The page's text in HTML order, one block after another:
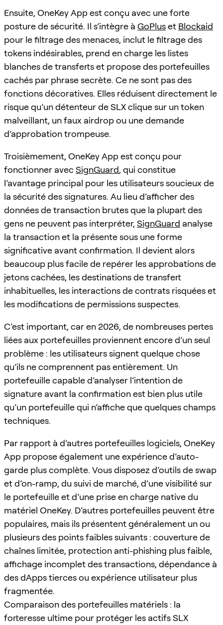
Ensuite, OneKey App est conçu avec une forte
posture de sécurité. Il s’intègre à GoPluset Blockaid
pour le filtrage des menaces, inclut le filtrage des
tokens indésirables, prend en charge les listes
blanches de transferts et propose des portefeuilles
cachés par phrase secrète. Ce ne sont pas des
fonctions décoratives. Elles réduisent directement le
risque qu’un détenteur de SLX clique sur un token
malveillant, un faux airdrop ou une demande
d’approbation trompeuse.
Troisièmement, OneKey App est conçu pour
fonctionner avecSignGuard, qui constitue
l’avantage principal pour les utilisateurs soucieux de
la sécurité des signatures. Au lieu d’afficher des
données de transaction brutes que la plupart des
gens ne peuvent pas interpréter, SignGuard analyse
la transaction et la présente sous une forme
significative avant confirmation. Il devient alors
beaucoup plus facile de repérer les approbations de
jetons cachées, les destinations de transfert
inhabituelles, les interactions de contrats risquées et
les modifications de permissions suspectes.
C’est important, car en 2026, de nombreuses pertes
liées aux portefeuilles proviennent encore d’un seul
problème : les utilisateurs signent quelque chose
qu’ils ne comprennent pas entièrement. Un
portefeuille capable d’analyser l’intention de
signature avant la confirmation est bien plus utile
qu’un portefeuille qui n’affiche que quelques champs
techniques.
Par rapport à d’autres portefeuilles logiciels, OneKey
App propose également une expérience d’auto-
garde plus complète. Vous disposez d’outils de swap
et d’on-ramp, du suivi de marché, d’une visibilité sur
le portefeuille et d’une prise en charge native du
matériel OneKey. D’autres portefeuilles peuvent être
populaires, mais ils présentent généralement un ou
plusieurs des points faibles suivants : couverture de
chaînes limitée, protection anti-phishing plus faible,
affichage incomplet des transactions, dépendance à
des dApps tierces ou expérience utilisateur plus
fragmentée.
Comparaison des portefeuilles matériels : la
forteresse ultime pour protéger les actifs SLX